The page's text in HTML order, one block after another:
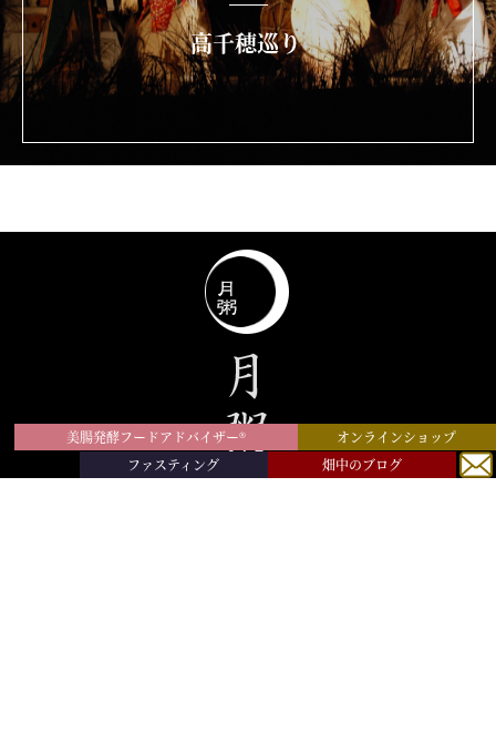
高千穂巡り
美腸発酵フードアドバイザー®︎
オンラインショップ
ファスティング
畑中のブログ